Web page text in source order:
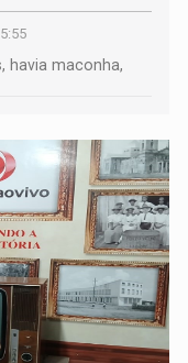
havia maconha,